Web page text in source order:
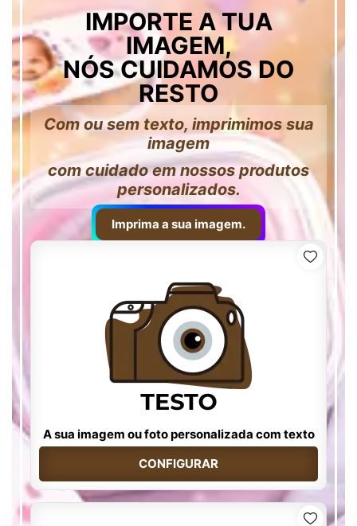
IMPORTE A TUA
IMAGEM,
NÓS CUIDAMOS DO
RESTO
Com ou sem texto, imprimimos sua
imagem
com cuidado em nossos produtos
personalizados.
Imprima a sua imagem.
A sua imagem ou foto personalizada com texto
CONFIGURAR